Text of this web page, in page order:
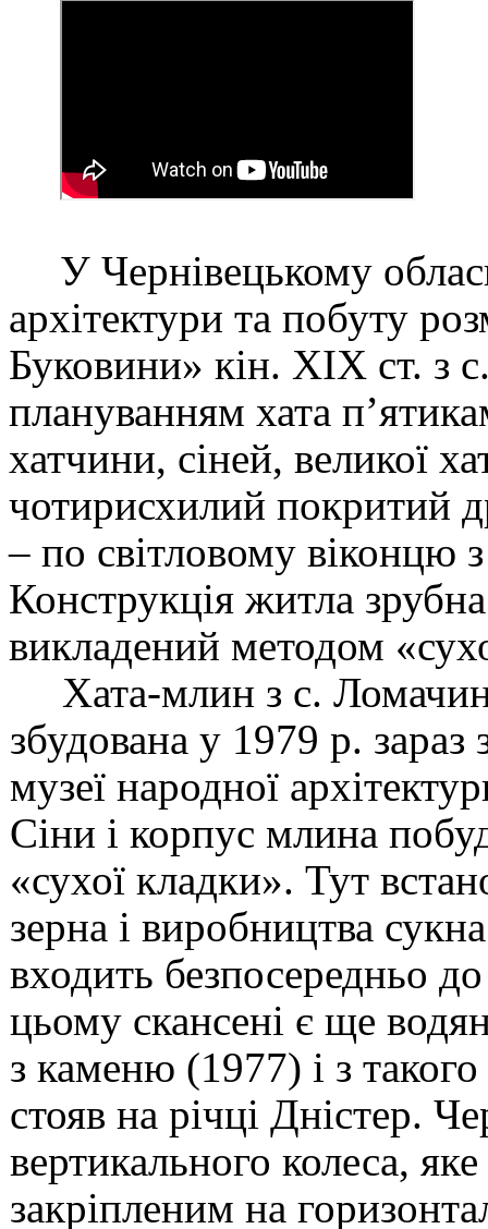
У Чернівецькому
архітектури та побуту
Буковини» кін. ХІХ ст. з
плануванням хата
хатчини, сіней, великої
чотирисхилий покритий
– по світловому віконцю
Конструкція житла
викладений методом
Хата-млин з с.
збудована у 1979 р.
музеї народної
Сіни і корпус млина
«сухої кладки». Тут
зерна і виробництва
входить безпосередньо
цьому скансені є ще
з каменю (1977) і з
стояв на річці Дністер.
вертикального колеса,
закріпленим на